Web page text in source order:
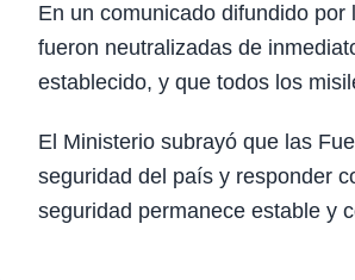
En un comunicado difundido
fueron neutralizadas de
establecido, y que todos los
El Ministerio subrayó que las
seguridad del país y responder
seguridad permanece estable y